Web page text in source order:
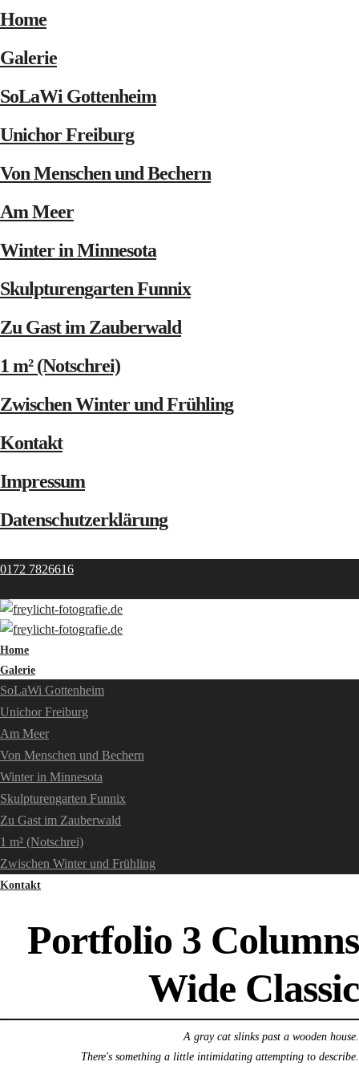
Home
Galerie
SoLaWi Gottenheim
Unichor Freiburg
Von Menschen und Bechern
Am Meer
Winter in Minnesota
Skulpturengarten Funnix
Zu Gast im Zauberwald
1 m² (Notschrei)
Zwischen Winter und Frühling
Kontakt
Impressum
Datenschutzerklärung
0172 7826616
Home
Galerie
SoLaWi Gottenheim
Unichor Freiburg
Am Meer
Von Menschen und Bechern
Winter in Minnesota
Skulpturengarten Funnix
Zu Gast im Zauberwald
1 m² (Notschrei)
Zwischen Winter und Frühling
Kontakt
Portfolio 3 Columns
Wide Classic
A gray cat slinks past a wooden house.
There's something a little intimidating attempting to describe.